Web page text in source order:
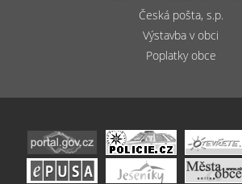
Česká pošta, s.p.
Výstavba v obci
Poplatky obce